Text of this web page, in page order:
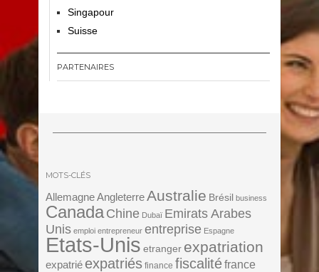
Singapour
Suisse
PARTENAIRES
MOTS-CLÉS
Allemagne AngleterreAustralie Brésil business
Canada Chine Dubaï Emirats Arabes
Unis emploi entrepreneur entreprise Espagne
Etats-Unis etranger expatriation
expatrié expatriés finance fiscalitéfrance